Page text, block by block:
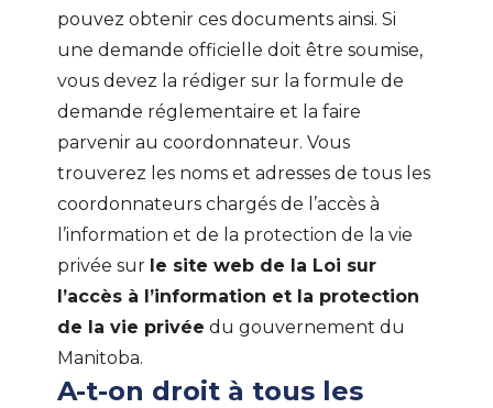
pouvez obtenir ces documents ainsi. Si
une demande officielle doit être soumise,
vous devez la rédiger sur la formule de
demande réglementaire et la faire
parvenir au coordonnateur. Vous
trouverez les noms et adresses de tous les
coordonnateurs chargés de l’accès à
l’information et de la protection de la vie
privée sur le site web de la Loi sur
l’accès à l’information et la protection
de la vie privée du gouvernement du
Manitoba.
A-t-on droit à tous les